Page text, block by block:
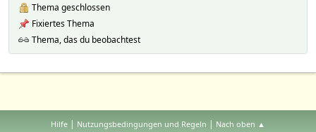
Thema geschlossen
Fixiertes Thema
Thema, das du beobachtest
Hilfe | Nutzungsbedingungen und Regeln | Nach oben ▲